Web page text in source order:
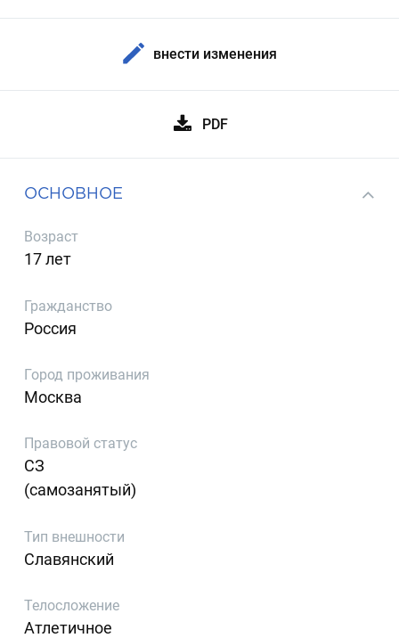
внести изменения
PDF
ОСНОВНОЕ
Возраст
17 лет
Гражданство
Россия
Город проживания
Москва
Правовой статус
СЗ
(самозанятый)
Тип внешности
Славянский
Телосложение
Атлетичное